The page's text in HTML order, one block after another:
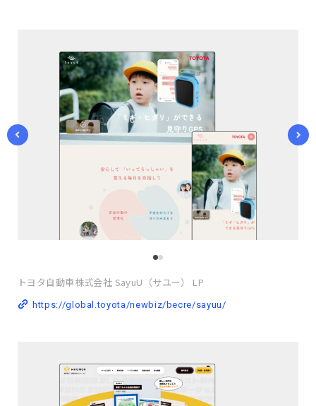
トヨタ自動車株式会社 SayuU（サユー） LP
https://global.toyota/newbiz/becre/sayuu/